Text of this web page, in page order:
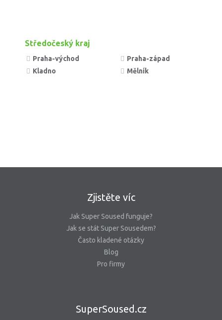
Středočeský kraj
Praha-východ
Kladno
Praha-západ
Mělník
Zjistěte víc
Jak Super Soused funguje?
Jak se stát Super Sousedem?
Často kladené otázky
Blog
Pro firmy
SuperSoused.cz